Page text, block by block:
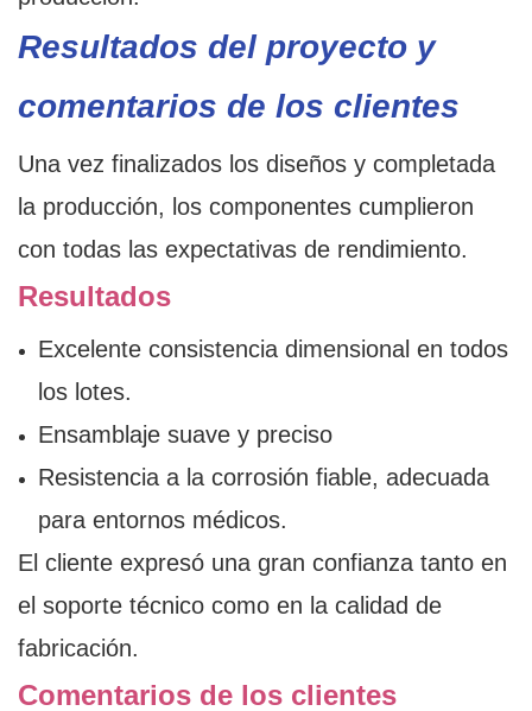
Resultados del proyecto y
comentarios de los clientes
Una vez finalizados los diseños y completada
la producción, los componentes cumplieron
con todas las expectativas de rendimiento.
Resultados
Excelente consistencia dimensional en todos
los lotes.
Ensamblaje suave y preciso
Resistencia a la corrosión fiable, adecuada
para entornos médicos.
El cliente expresó una gran confianza tanto en
el soporte técnico como en la calidad de
fabricación.
Comentarios de los clientes